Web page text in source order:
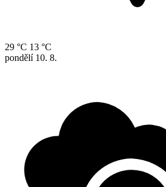
29 °C 13 °C
pondělí 10. 8.